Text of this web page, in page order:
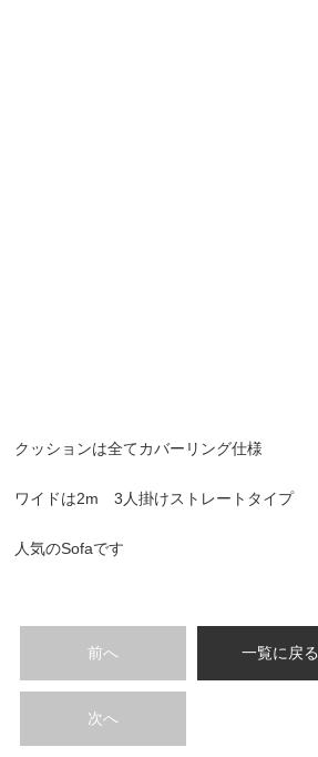
クッションは全てカバーリング仕様
ワイドは2m 3人掛けストレートタイプ
人気のSofaです
前へ 一覧に戻る
次へ